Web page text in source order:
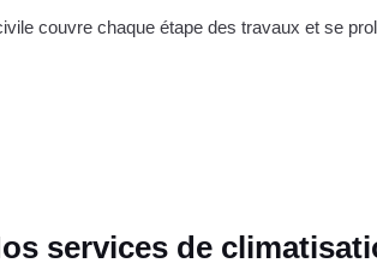
couvre chaque étape des travaux et se
services de